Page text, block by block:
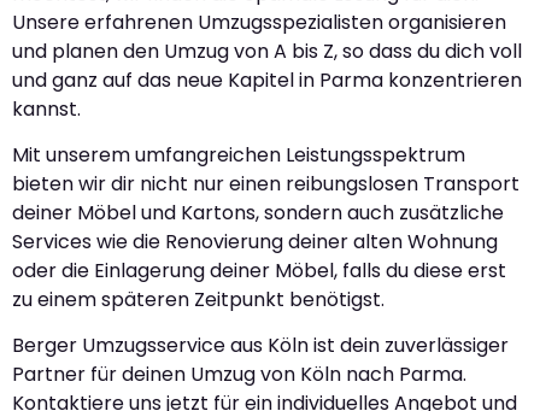
Unsere erfahrenen Umzugsspezialisten organisieren
und planen den Umzug von A bis Z, so dass du dich voll
und ganz auf das neue Kapitel in Parma konzentrieren
kannst.
Mit unserem umfangreichen Leistungsspektrum
bieten wir dir nicht nur einen reibungslosen Transport
deiner Möbel und Kartons, sondern auch zusätzliche
Services wie die Renovierung deiner alten Wohnung
oder die Einlagerung deiner Möbel, falls du diese erst
zu einem späteren Zeitpunkt benötigst.
Berger Umzugsservice aus Köln ist dein zuverlässiger
Partner für deinen Umzug von Köln nach Parma.
Kontaktiere uns jetzt für ein individuelles Angebot und